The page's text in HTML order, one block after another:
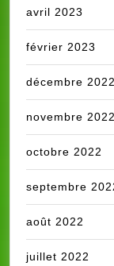
avril 2023
février 2023
décembre 2022
novembre 2022
octobre 2022
septembre
août 2022
juillet 2022